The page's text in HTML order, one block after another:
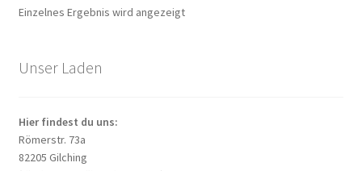
Einzelnes Ergebnis wird angezeigt
Unser Laden
Hier findest du uns:
Römerstr. 73a
82205 Gilching